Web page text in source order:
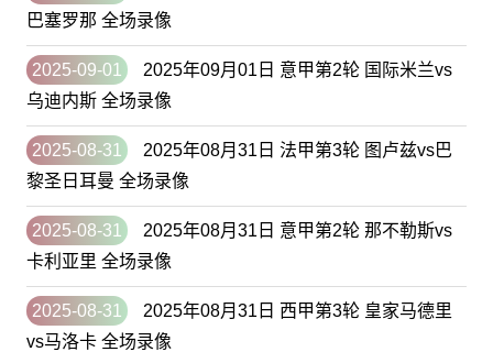
巴塞罗那 全场录像
2025-09-01
2025年09月01日 意甲第2轮 国际米兰vs
乌迪内斯 全场录像
2025-08-31
2025年08月31日 法甲第3轮 图卢兹vs巴
黎圣日耳曼 全场录像
2025-08-31
2025年08月31日 意甲第2轮 那不勒斯vs
卡利亚里 全场录像
2025-08-31
2025年08月31日 西甲第3轮 皇家马德里
vs马洛卡 全场录像